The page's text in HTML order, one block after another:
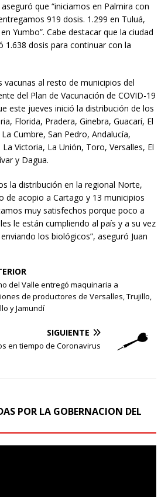
que “iniciamos en Palmira con
919 dosis. 1.299 en Tuluá,
Yumbo”. Cabe destacar que la ciudad
1.638 dosis para continuar con la
vacunas al resto de municipios del
del Plan de Vacunación de COVID-19
este jueves inició la distribución de los
Florida, Pradera, Ginebra, Guacarí, El
Cumbre, San Pedro, Andalucía,
Victoria, La Unión, Toro, Versalles, El
y Dagua.
la distribución en la regional Norte,
de acopio a Cartago y 13 municipios
muy satisfechos porque poco a
le están cumpliendo al país y a su vez
los biológicos”, aseguró Juan
del Valle entregó maquinaria a
de productores de Versalles, Trujillo,
y Jamundí
SIGUIENTE
en tiempo de Coronavirus
POR LA GOBERNACION DEL